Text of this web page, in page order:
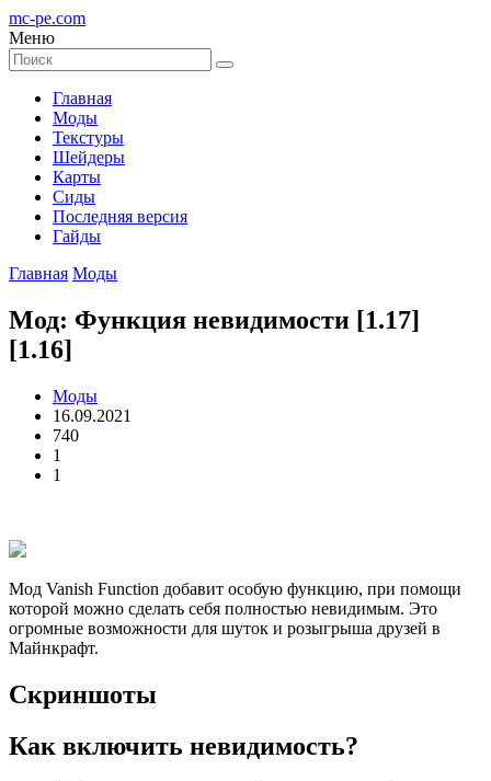
mc-pe.com
Меню
Главная
Моды
Текстуры
Шейдеры
Карты
Сиды
Последняя версия
Гайды
Главная Моды
Мод: Функция невидимости [1.17]
[1.16]
Моды
16.09.2021
740
1
1
Мод Vanish Function добавит особую функцию, при помощи
которой можно сделать себя полностью невидимым. Это
огромные возможности для шуток и розыгрыша друзей в
Майнкрафт.
Скриншоты
Как включить невидимость?